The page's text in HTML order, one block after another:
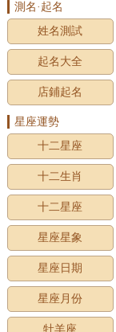
測名·起名
姓名測試
起名大全
店鋪起名
星座運勢
十二星座
十二生肖
十二星座
星座星象
星座日期
星座月份
牡羊座